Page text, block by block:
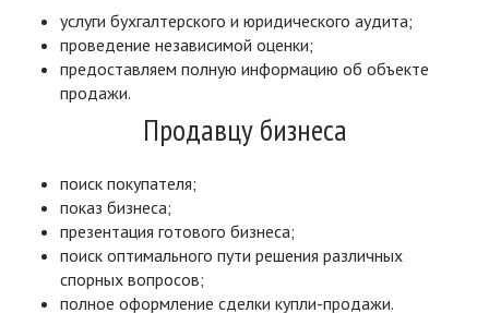
услуги бухгалтерского и юридического аудита;
проведение независимой оценки;
предоставляем полную информацию об объекте
продажи.
Продавцу бизнеса
поиск покупателя;
показ бизнеса;
презентация готового бизнеса;
поиск оптимального пути решения различных
спорных вопросов;
полное оформление сделки купли-продажи.